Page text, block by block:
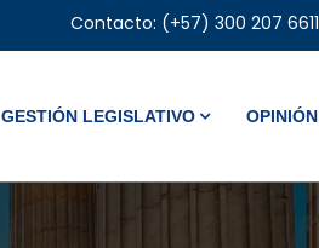
Contacto: (+57) 300 207 6611
GESTIÓN LEGISLATIVO OPINIÓN